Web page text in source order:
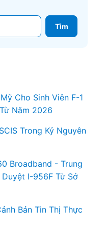
Cho Sinh Viên F-1
Năm 2026
Trong Kỷ Nguyên
Broadband - Trung
I-956F Từ Sở
Bản Tin Thị Thực